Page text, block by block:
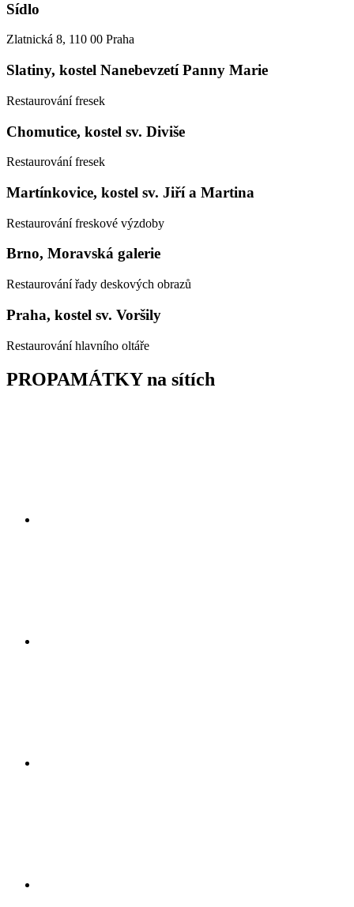
Sídlo
Zlatnická 8, 110 00 Praha
Slatiny, kostel Nanebevzetí Panny Marie
Restaurování fresek
Chomutice, kostel sv. Diviše
Restaurování fresek
Martínkovice, kostel sv. Jiří a Martina
Restaurování freskové výzdoby
Brno, Moravská galerie
Restaurování řady deskových obrazů
Praha, kostel sv. Voršily
Restaurování hlavního oltáře
PROPAMÁTKY na sítích